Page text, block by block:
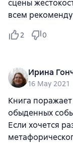
сцены
всем
2 0
Ирина
16 May 2021
Книга
обыденных
Если хочется